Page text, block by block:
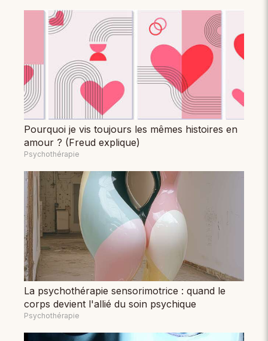
Pourquoi je vis toujours les mêmes histoires en
amour ? (Freud explique)
Psychothérapie
La psychothérapie sensorimotrice : quand le
corps devient l'allié du soin psychique
Psychothérapie